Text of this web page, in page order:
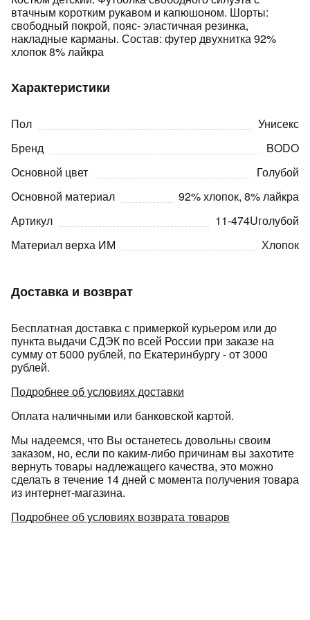
Доставка и возврат
Бесплатная доставка с примеркой курьером или до
пункта выдачи СДЭК по всей России при заказе на
сумму от 5000 рублей, по Екатеринбургу - от 3000
рублей.
Подробнее об условиях доставки
Оплата наличными или банковской картой.
Мы надеемся, что Вы останетесь довольны своим
заказом, но, если по каким-либо причинам вы захотите
вернуть товары надлежащего качества, это можно
сделать в течение 14 дней с момента получения товара
из интернет-магазина.
Подробнее об условиях возврата товаров
втачным коротким рукавом и капюшоном. Шорты:
свободный покрой, пояс- эластичная резинка,
накладные карманы. Состав: футер двухнитка 92%
хлопок 8% лайкра
Характеристики
Пол
Унисекс
Бренд
BODO
Основной цвет
Голубой
Основной материал
92% хлопок, 8% лайкра
Артикул
11-474Uголубой
Материал верха ИМ
Хлопок